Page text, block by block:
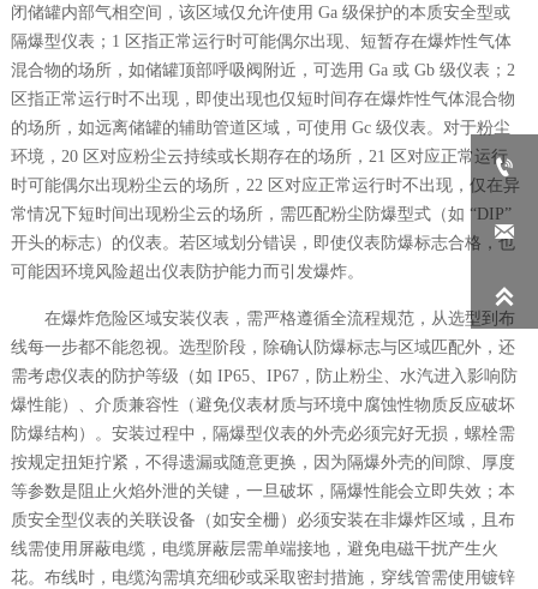
闭储罐内部气相空间，该区域仅允许使用 Ga 级保护的本质安全型或
隔爆型仪表；1 区指正常运行时可能偶尔出现、短暂存在爆炸性气体
混合物的场所，如储罐顶部呼吸阀附近，可选用 Ga 或 Gb 级仪表；2
区指正常运行时不出现，即使出现也仅短时间存在爆炸性气体混合物
的场所，如远离储罐的辅助管道区域，可使用 Gc 级仪表。对于粉尘
环境，20 区对应粉尘云持续或长期存在的场所，21 区对应正常运行
时可能偶尔出现粉尘云的场所，22 区对应正常运行时不出现，仅在异
常情况下短时间出现粉尘云的场所，需匹配粉尘防爆型式（如 “DIP”
开头的标志）的仪表。若区域划分错误，即使仪表防爆标志合格，也
可能因环境风险超出仪表防护能力而引发爆炸。
在爆炸危险区域安装仪表，需严格遵循全流程规范，从选型到布
线每一步都不能忽视。选型阶段，除确认防爆标志与区域匹配外，还
需考虑仪表的防护等级（如 IP65、IP67，防止粉尘、水汽进入影响防
爆性能）、介质兼容性（避免仪表材质与环境中腐蚀性物质反应破坏
防爆结构）。安装过程中，隔爆型仪表的外壳必须完好无损，螺栓需
按规定扭矩拧紧，不得遗漏或随意更换，因为隔爆外壳的间隙、厚度
等参数是阻止火焰外泄的关键，一旦破坏，隔爆性能会立即失效；本
质安全型仪表的关联设备（如安全栅）必须安装在非爆炸区域，且布
线需使用屏蔽电缆，电缆屏蔽层需单端接地，避免电磁干扰产生火
花。布线时，电缆沟需填充细砂或采取密封措施，穿线管需使用镀锌


